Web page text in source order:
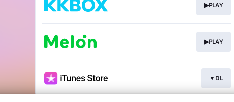
▶PLAY
▶PLAY
▼DL